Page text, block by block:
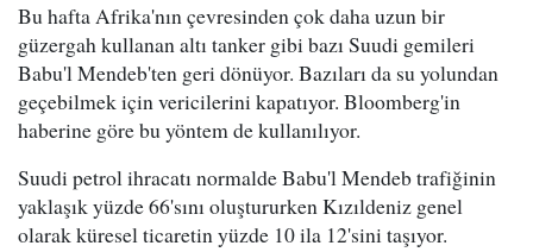
Bu hafta Afrika'nın çevresinden çok daha uzun bir
güzergah kullanan altı tanker gibi bazı Suudi gemileri
Babu'l Mendeb'ten geri dönüyor. Bazıları da su yolundan
geçebilmek için vericilerini kapatıyor. Bloomberg'in
haberine göre bu yöntem de kullanılıyor.
Suudi petrol ihracatı normalde Babu'l Mendeb trafiğinin
yaklaşık yüzde 66'sını oluştururken Kızıldeniz genel
olarak küresel ticaretin yüzde 10 ila 12'sini taşıyor.